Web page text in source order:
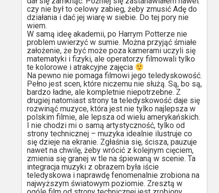
czy nie był to celowy zabieg, żeby zmusić Adę do
działania i dać jej wiarę w siebie. Do tej pory nie
wiem.
W samą ideę akademii, po Harrym Potterze nie
problem uwierzyć w sumie. Można przyjąć śmiałe
założenie, że być może poza kamerami uczyli się
matematyki i fizyki, ale operatorzy filmowali tylko
te kolorowe i atrakcyjne zajęcia
Na pewno nie pomaga filmowi jego teledyskowość.
Pełno jest scen, które niczemu nie służą. Są, bo są,
bardzo ładne, ale kompletnie niepotrzebne. Z
drugiej natomiast strony ta teledyskowość daje się
rozwinąć muzyce, która jest nie tylko najlepsza w
polskim filmie, ale lepsza od wielu amerykańskich.
I nie chodzi mi o samą artystyczność, tylko od
strony technicznej – muzyka idealnie ilustruje co
się dzieje na ekranie. Zgłaśnia się, ścisza, pauzuje
nawet na chwilę, żeby wrócić z kolejnym cięciem,
zmienia się granej w tle na śpiewaną w scenie. Ta
integracja muzyki z obrazem była iście
teledyskowa i naprawdę fenomenalnie zrobiona na
najwyższym światowym poziomie. Zresztą w